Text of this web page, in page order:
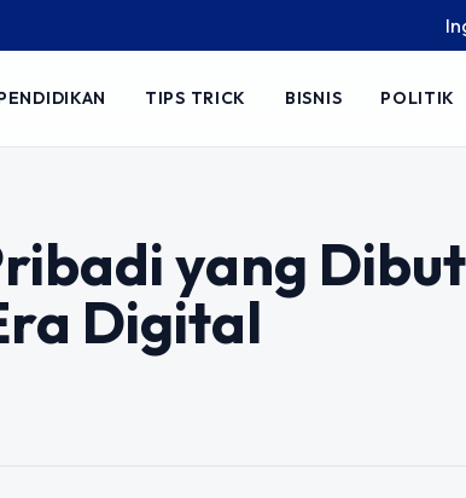
Ingin
TIPS TRICK BISNIS POLITIK
yang
Digital